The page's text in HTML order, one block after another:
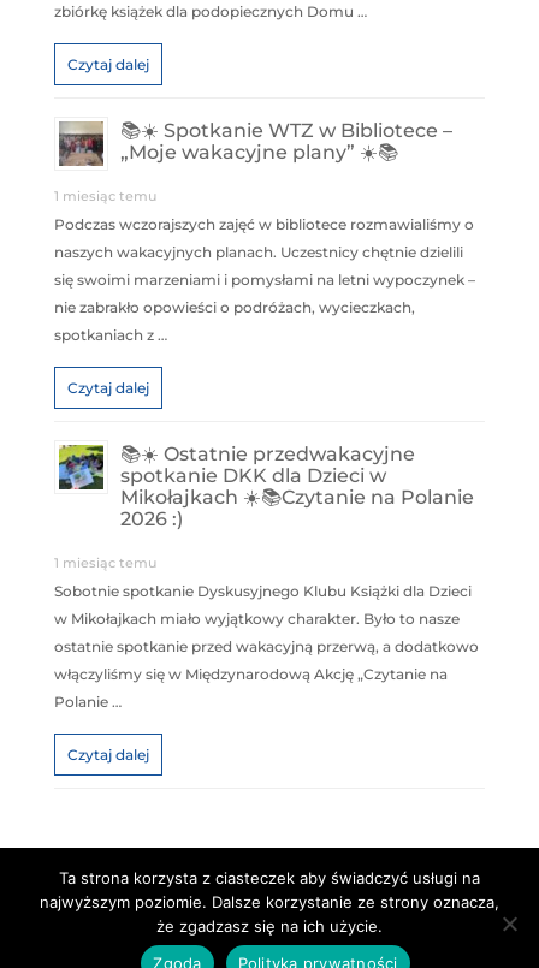
zbiórkę książek dla podopiecznych Domu …
Czytaj dalej
📚☀️ Spotkanie WTZ w Bibliotece –
„Moje wakacyjne plany” ☀️📚
1 miesiąc temu
Podczas wczorajszych zajęć w bibliotece rozmawialiśmy o
naszych wakacyjnych planach. Uczestnicy chętnie dzielili
się swoimi marzeniami i pomysłami na letni wypoczynek –
nie zabrakło opowieści o podróżach, wycieczkach,
spotkaniach z …
Czytaj dalej
📚☀️ Ostatnie przedwakacyjne
spotkanie DKK dla Dzieci w
Mikołajkach ☀️📚Czytanie na Polanie
2026 :)
1 miesiąc temu
Sobotnie spotkanie Dyskusyjnego Klubu Książki dla Dzieci
w Mikołajkach miało wyjątkowy charakter. Było to nasze
ostatnie spotkanie przed wakacyjną przerwą, a dodatkowo
włączyliśmy się w Międzynarodową Akcję „Czytanie na
Polanie …
Czytaj dalej
Copyright © Centrum Kultury "Kłobuk"
PROJEKT I REALIZACJA:NUMITOR.pl
Ta strona korzysta z ciasteczek aby świadczyć usługi na
najwyższym poziomie. Dalsze korzystanie ze strony oznacza,
że zgadzasz się na ich użycie.
Zgoda
Polityka prywatności